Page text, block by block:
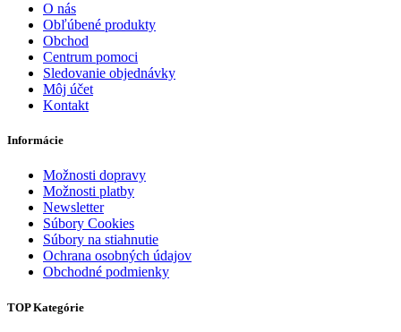
O nás
Obľúbené produkty
Obchod
Centrum pomoci
Sledovanie objednávky
Môj účet
Kontakt
Informácie
Možnosti dopravy
Možnosti platby
Newsletter
Súbory Cookies
Súbory na stiahnutie
Ochrana osobných údajov
Obchodné podmienky
TOP Kategórie